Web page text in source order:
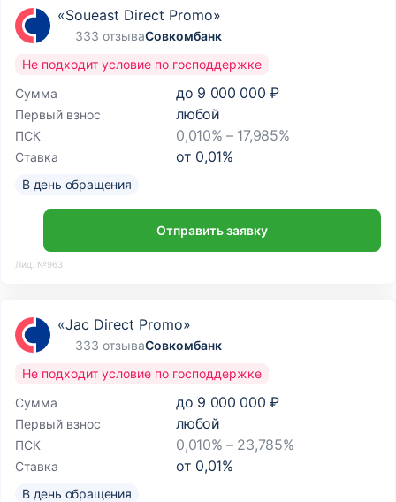
«Soueast Direct Promo»
333 отзываСовкомбанк
Сумма до 9 000 000 ₽
Первый взнос любой
ПСК 0,010% – 17,985%
Ставка от 0,01%
Не подходит условие по господдержке
В день обращения
Отправить заявку
Лиц. №963
«Jac Direct Promo»
333 отзываСовкомбанк
Сумма до 9 000 000 ₽
Первый взнос любой
ПСК 0,010% – 23,785%
Ставка от 0,01%
Не подходит условие по господдержке
В день обращения